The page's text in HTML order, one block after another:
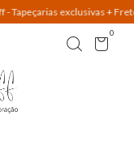
exclusivas + Frete grátis
0